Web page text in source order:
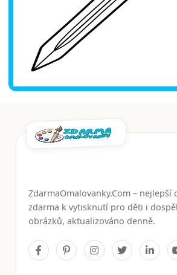
ZdarmaOmalovanky.Com – nejlepší
zdarma k vytisknutí pro děti i
obrázků, aktualizováno denně.